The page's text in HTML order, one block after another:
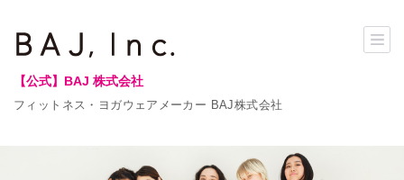
【公式】BAJ 株式会社
フィットネス・ヨガウェアメーカー BAJ株式会社